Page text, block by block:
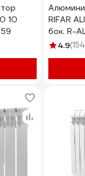
10
RIFAR
бок. R-
4.9